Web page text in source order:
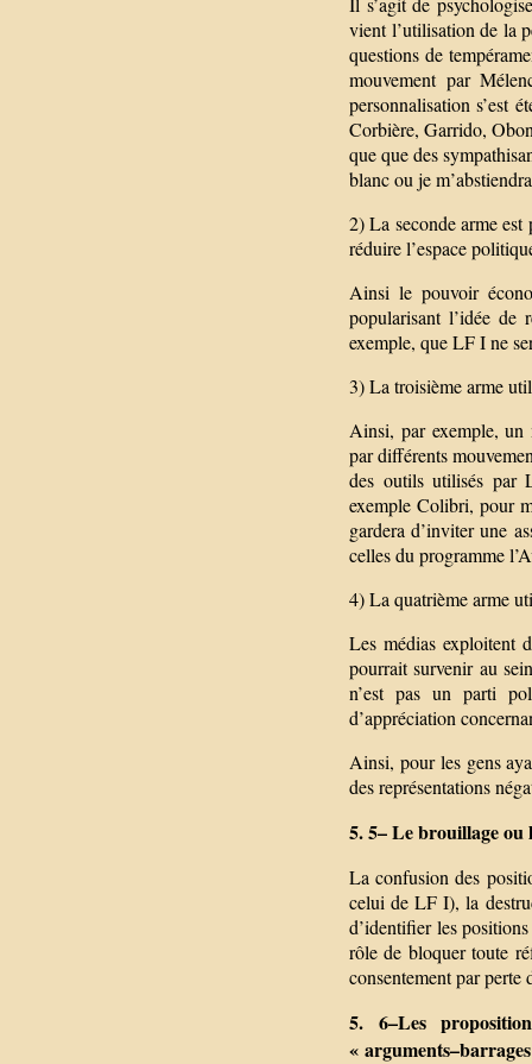
vient l’utilisation de la
questions de
mouvement par
personnalisation s’est
Corbière, Garrido,
que que des
blanc ou je
2) La seconde arme
réduire l’espace
Ainsi le pouvoir
popularisant l’idée de
exemple, que LF I ne
3) La troisième arme
Ainsi, par exemple, un
par différents
des outils utilisés par
exemple Colibri, pour
gardera d’inviter une
celles du programme
4) La quatrième arme
Les médias exploitent
pourrait survenir au
n’est pas un parti
d’appréciation
Ainsi, pour les gens
des représentations
5. 5– Le brouillage ou
La confusion des
celui de LF I), la
d’identifier les
rôle de bloquer toute
consentement par perte
5. 6–Les
«